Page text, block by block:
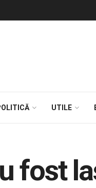
UTILE
fost